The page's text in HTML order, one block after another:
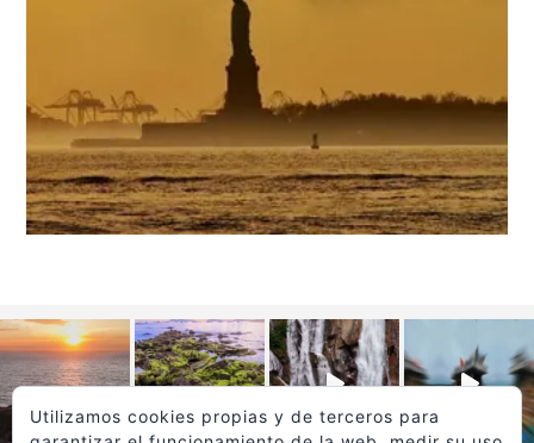
Utilizamos cookies propias y de terceros para